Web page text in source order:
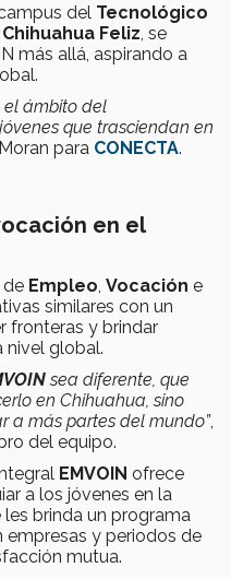
del Tecnológico
Chihuahua Feliz, se
más allá, aspirando a
el ámbito del
que trasciendan en
para CONECTA.
en el
de Empleo, Vocación e
similares con un
fronteras y brindar
nivel global.
sea diferente, que
en Chihuahua, sino
a más partes del mundo”,
del equipo.
EMVOIN ofrece
a los jóvenes en la
les brinda un programa
empresas y periodos de
mutua.